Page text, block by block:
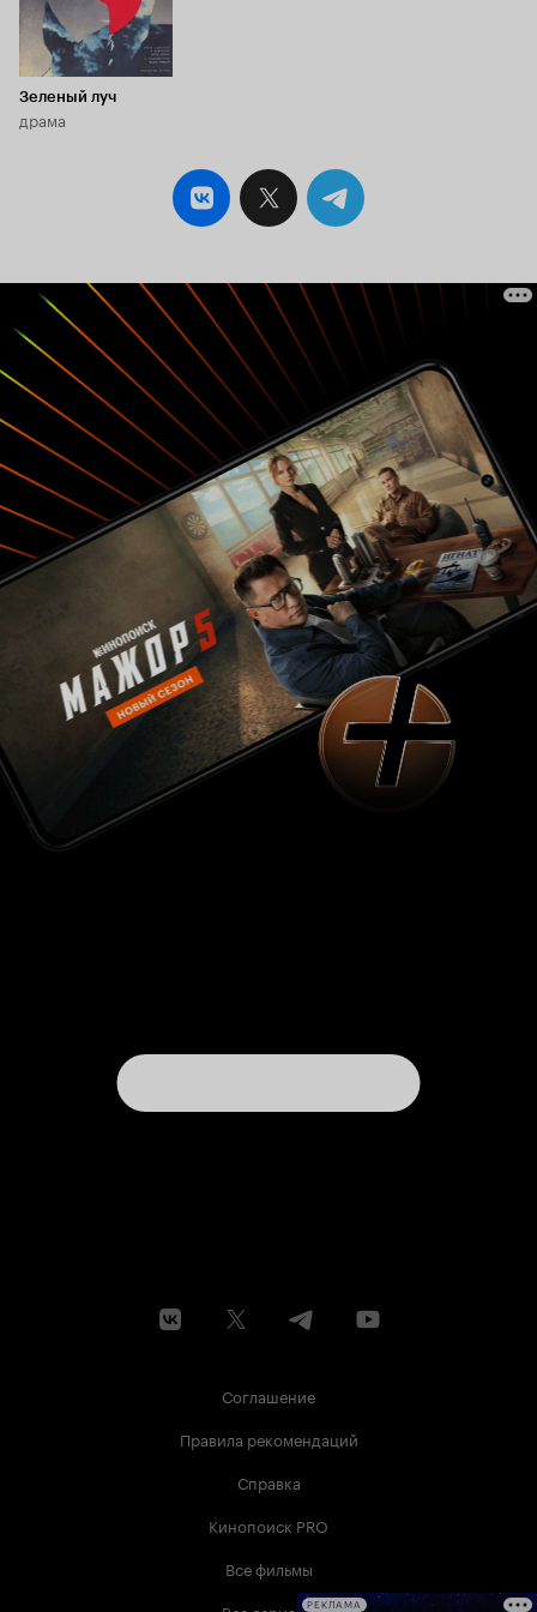
тщательной проработки сценария
ограничились концептом, по которому
нескладная семья оказывается в эпицентре
будних событий солнечной Ибицы, где всегда
море, дискотека, секс, наркотики и пляж.
Именно по этой причине сюжет в фильме не
экране не вызывает никакого воодушевления,
радости и интереса. И все же, несмотря на весь
трагизм сценарной недоработки, картина
вызывая у зрителя безумное желание сразу
после фильма отправиться в долгосрочный
отпуск. Подводя итоги, можно сказать лишь
одно, что это не то кино, ради которого можно
потратить время и деньги. Если дома и
бесплатно, то вполне возможно, но чтобы в
кинотеатр и за деньги, ни в коем случае. Хотя
если вы преданный поклонник актера
Кристиана Клавье, тогда в добрый путь, а всем
остальным лучше сходить на другой фильм.
Приятного просмотра.
Зеленый луч
драма
Соглашение
Правила рекомендаций
Справка
Кинопоиск PRO
Все фильмы
РЕКЛАМА